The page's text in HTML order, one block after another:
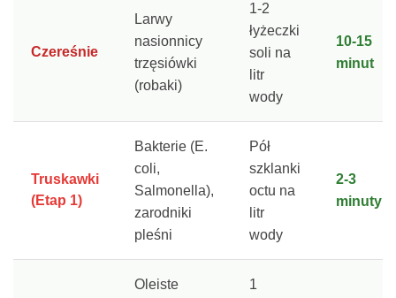
Czereśnie
Larwy
nasionnicy
trzęsiówki
(robaki)
1-2
łyżeczki
soli na
litr
wody
10-15
minut
Truskawki
(Etap 1)
Bakterie (E.
coli,
Salmonella),
zarodniki
pleśni
Pół
szklanki
octu na
litr
wody
2-3
minuty
Oleiste
1